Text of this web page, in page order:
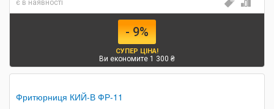
є в наявності
- 9%
СУПЕР ЦІНА!
Ви економите 1 300 ₴
Фритюрниця КИЙ-В ФР-11